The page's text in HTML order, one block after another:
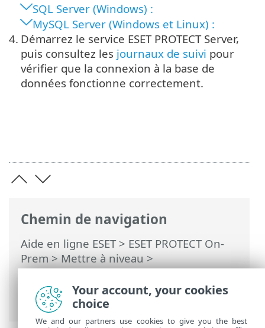
Chemin de navigation
Aide en ligne ESET> ESET PROTECT On-
Prem>Mettre à niveau>
Sauvegarde/mise à niveau du serveur de
base de données> Mise à niveau du
serveur de base de données
SQL Server (Windows) :
MySQL Server (Windows et Linux) :
4. Démarrez le service ESET PROTECT Server,
puis consultez les journaux de suivi pour
vérifier que la connexion à la base de
données fonctionne correctement.
Your account, your cookies
choice
We and our partners use cookies to give you the best